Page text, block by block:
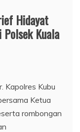
Hidayat
Polsek Kuala
Kapolres Kubu
Ketua
rombongan